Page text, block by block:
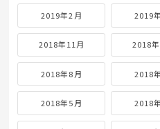
2019年2月 2019
2018年11月 2018
2018年8月 2018
2018年5月 2018